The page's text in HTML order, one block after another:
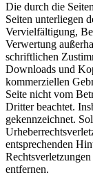
Die durch die
Seiten unterliegen
Vervielfältigung,
Verwertung
schriftlichen
Downloads und
kommerziellen
Seite nicht vom
Dritter beachtet.
gekennzeichnet.
entsprechenden
entfernen.